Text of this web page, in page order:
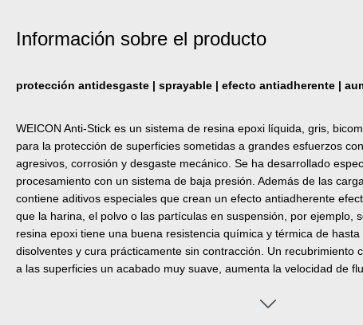
Información sobre el producto
protección antidesgaste | sprayable | efecto antiadherente |
WEICON Anti-Stick es un sistema de resina epoxi líquida, gris,
para la protección de superficies sometidas a grandes esfuerzos
agresivos, corrosión y desgaste mecánico. Se ha desarrollado
procesamiento con un sistema de baja presión. Además de las
contiene aditivos especiales que crean un efecto antiadherente
que la harina, el polvo o las partículas en suspensión, por ejemplo,
resina epoxi tiene una buena resistencia química y térmica de hasta
disolventes y cura prácticamente sin contracción. Un recubrimiento
a las superficies un acabado muy suave, aumenta la velocidad de
sobre las piezas mediante chorro de arena tras una preparación